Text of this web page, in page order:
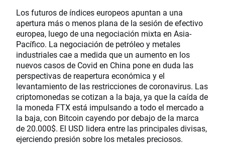
Los futuros de índices europeos apuntan a una
apertura más o menos plana de la sesión de efectivo
europea, luego de una negociación mixta en Asia-
Pacífico. La negociación de petróleo y metales
industriales cae a medida que un aumento en los
nuevos casos de Covid en China pone en duda las
perspectivas de reapertura económica y el
levantamiento de las restricciones de coronavirus. Las
criptomonedas se cotizan a la baja, ya que la caída de
la moneda FTX está impulsando a todo el mercado a
la baja, con Bitcoin cayendo por debajo de la marca
de 20.000$. El USD lidera entre las principales divisas,
ejerciendo presión sobre los metales preciosos.